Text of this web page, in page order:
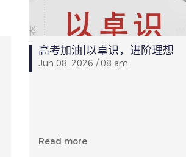
高考加油|以卓识，进阶理想
Jun 08, 2026 / 08 am
Read more